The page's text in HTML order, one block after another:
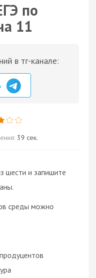
по
11
в тг-канале:
39 сек.
шести и запишите
среды можно